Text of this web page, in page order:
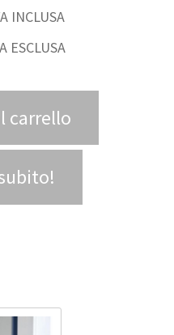
INCLUSA
ESCLUSA
carrello